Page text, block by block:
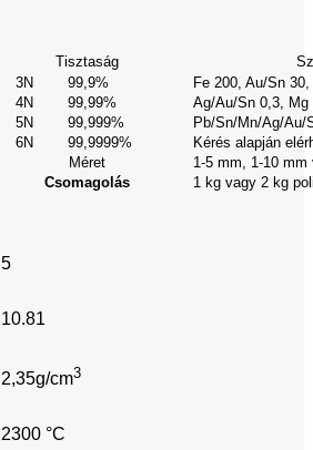
Tisztaság
3N 99,9%
Fe 200, Au/Sn
4N
99,99%
Ag/Au/Sn 0,3, Mg
5N
99,999%
Pb/Sn/Mn/Ag/Au/
6N
99,9999%
Kérés alapján
Méret
1-5 mm, 1-10
Csomagolás
1 kg vagy 2 kg
5
10.81
2,35g/cm3
2300 °C